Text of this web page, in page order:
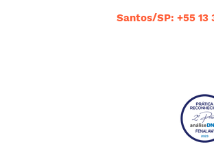
Santos/SP: +55 13